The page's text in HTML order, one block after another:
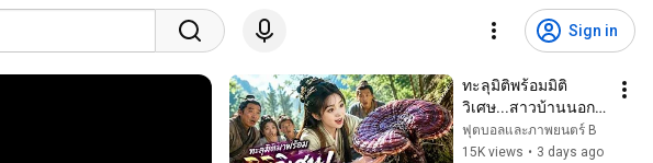
Sign in
ทะลุมิติพร้อมมิติ
วิเศษ...สาวบ้านนอก
ถูกดูถูก ปลูก 1 วัน เก็บ
เกี่ยวได้ทั้งเดือน!
ฟุตบอลและภาพยนตร์ B
15K views • 3 days ago